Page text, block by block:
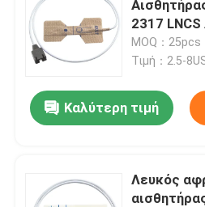
Ραδιο διαφανές καλώδιο
Καλώδιο ECG holter
Μετατροπέας IBP
2317
Radical-7
MOQ：25pcs
Τιμή：2.5-
Καλύτερη τιμή
Λευκός